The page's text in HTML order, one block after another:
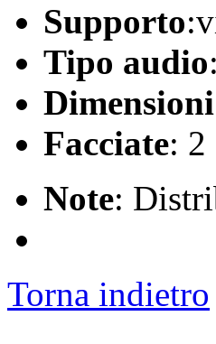
Supporto
Tipo audio
Dimensioni
Facciate: 2
Note:
Torna indietro